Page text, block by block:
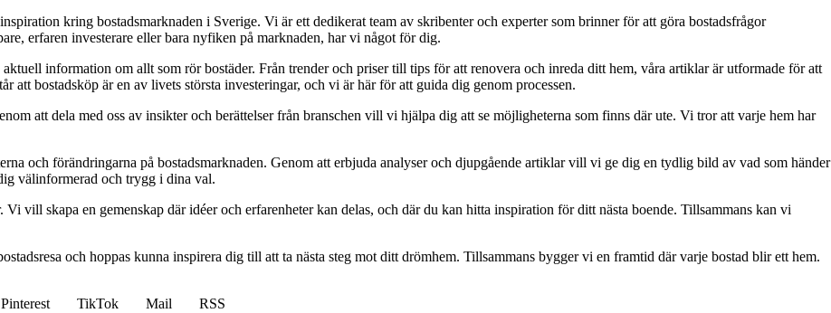
kring bostadsmarknaden i Sverige. Vi är ett dedikerat team av skribenter och experter som brinner för att göra bostadsfrågor
erfaren investerare eller bara nyfiken på marknaden, har vi något för dig.
information om allt som rör bostäder. Från trender och priser till tips för att renovera och inreda ditt hem, våra artiklar är utformade för att
att bostadsköp är en av livets största investeringar, och vi är här för att guida dig genom processen.
att dela med oss av insikter och berättelser från branschen vill vi hjälpa dig att se möjligheterna som finns där ute. Vi tror att varje hem har
och förändringarna på bostadsmarknaden. Genom att erbjuda analyser och djupgående artiklar vill vi ge dig en tydlig bild av vad som händer
välinformerad och trygg i dina val.
vill skapa en gemenskap där idéer och erfarenheter kan delas, och där du kan hitta inspiration för ditt nästa boende. Tillsammans kan vi
och hoppas kunna inspirera dig till att ta nästa steg mot ditt drömhem. Tillsammans bygger vi en framtid där varje bostad blir ett hem.
Pinterest TikTok Mail
RSS